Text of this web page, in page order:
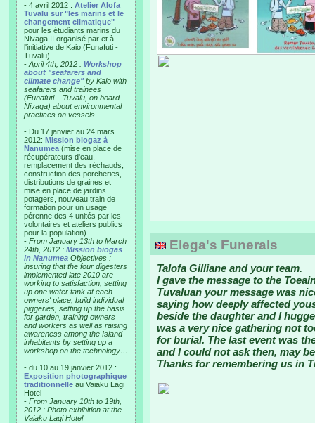
- 4 avril 2012 : Atelier Alofa
Tuvalu sur "les marins et le
changement climatique"
pour les étudiants marins du
Nivaga II organisé par et à
l'initiative de Kaio (Funafuti -
Tuvalu).
- April 4th, 2012 : Workshop
about "seafarers and
climate change"by Kaio with
seafarers and trainees
(Funafuti – Tuvalu, on board
Nivaga) about environmental
practices on vessels.
- Du 17 janvier au 24 mars
2012: Mission biogaz à
Nanumea (mise en place de
récupérateurs d'eau,
remplacement des réchauds,
construction des porcheries,
distributions de graines et
mise en place de jardins
potagers, nouveau train de
formation pour un usage
pérenne des 4 unités par les
volontaires et ateliers publics
pour la population)
- From January 13th to March
24th, 2012 : Mission biogas
in Nanumea Objectives :
insuring that the four digesters
implemented late 2010 are
working to satisfaction, setting
up one water tank at each
owners' place, build individual
piggeries, setting up the basis
for garden, training owners
and workers as well as raising
awareness among the Island
inhabitants by setting up a
workshop on the technology…
- du 10 au 19 janvier 2012 :
Exposition photographique
traditionnelle au Vaiaku Lagi
Hotel
- From January 10th to 19th,
2012 : Photo exhibition at the
Vaiaku Lagi Hotel
Elega's Funerals
Talofa Gilliane and your team.
I gave the message to the
Tuvaluan your message was
saying how deeply affected
beside the daughter and I
was a very nice gathering not
for burial. The last event was
and I could not ask then, may
Thanks for remembering us in